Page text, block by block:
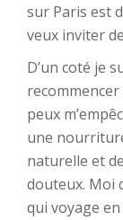
sur Paris est
veux inviter
D’un coté je
peux
une
naturelle et
douteux. Moi
qui voyage